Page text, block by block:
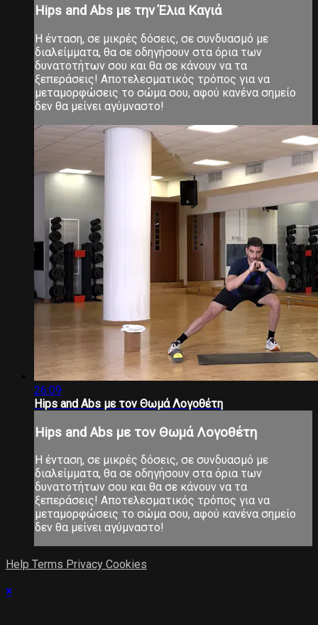
Hips and Abs με την Έλια Καγιά
Η ένταση, σε μικρές δόσεις, σε συνδυασμό με
διαλείμματα, θα σε οδηγήσουν στα όρια των
δυνατοτήτων σου και θα σε κάνουν να τα
ξεπεράσεις! Αποτελεσματικός τρόπος για να
μεταμορφώσεις το σώμα σου, αφού κανένα σημείο
δεν θα μείνει αγύμναστο!
26:09
Hips and Abs με τον Θωμά Λογοθέτη
Hips and Abs με τον Θωμά Λογοθέτη
Η ένταση, σε μικρές δόσεις, σε συνδυασμό με
διαλείμματα, θα σε οδηγήσουν στα όρια των
δυνατοτήτων σου και θα σε κάνουν να τα
ξεπεράσεις! Αποτελεσματικός τρόπος για να
μεταμορφώσεις το σώμα σου, αφού κανένα σημείο
δεν θα μείνει αγύμναστο!
Help Terms Privacy Cookies
×